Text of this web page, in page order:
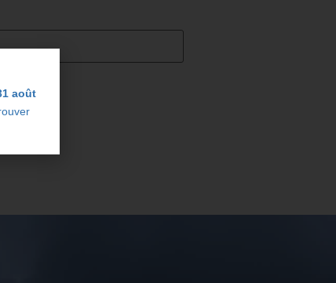
août